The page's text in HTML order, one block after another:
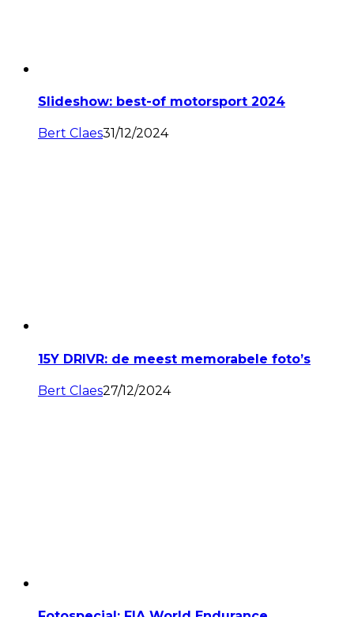
Slideshow: best-of motorsport 2024
Bert Claes31/12/2024
15Y DRIVR: de meest memorabele foto’s
Bert Claes27/12/2024